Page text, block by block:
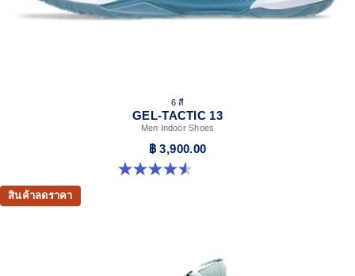
6 สี
GEL-TACTIC 13
Men Indoor Shoes
฿ 3,900.00
4.6 จาก 5 ดาว 33 รีวิว
สินค้าลดราคา